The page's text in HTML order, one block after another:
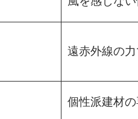
遠赤外線の
個性派建材